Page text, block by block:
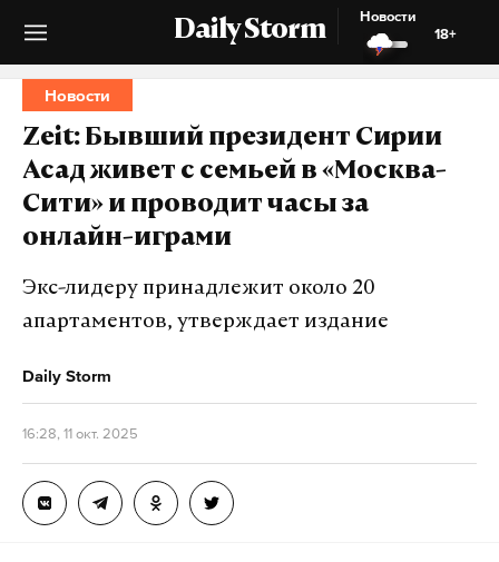
Daily Storm
Новости
18+
Новости
Zeit: Бывший президент Сирии
Асад живет с семьей в «Москва-
Сити» и проводит часы за
онлайн-играми
Экс-лидеру принадлежит около 20
апартаментов, утверждает издание
Daily Storm
16:28, 11 окт. 2025